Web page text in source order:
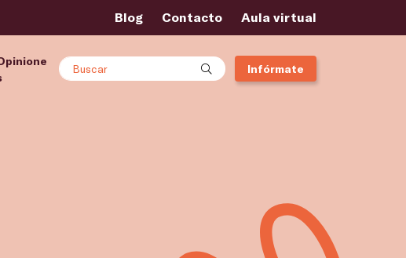
Blog Contacto Aula virtual
Buscar Infórmate